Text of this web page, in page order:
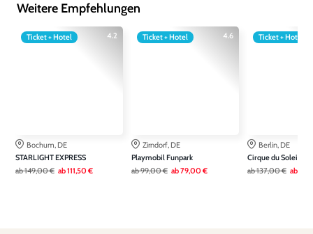
Weitere Empfehlungen
4.2
Ticket + Hotel
Bochum, DE
STARLIGHT EXPRESS
ab149,00 € ab111,50 €
4.6
Ticket + Hotel
Zirndorf, DE
Playmobil Funpark
ab99,00 € ab79,00 €
Ticket + Hotel
Berlin, DE
Cirque du Soleil
ab137,00 € ab